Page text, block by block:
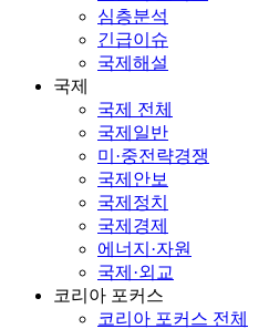
심층분석
긴급이슈
국제해설
국제
국제 전체
국제일반
미·중전략경쟁
국제안보
국제정치
국제경제
에너지·자원
국제·외교
코리아 포커스
코리아 포커스 전체